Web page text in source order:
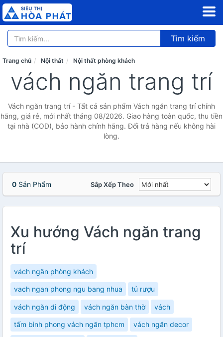
Tìm kiếm
Trang chủ Nội thất Nội thất phòng khách
vách ngăn trang trí
Vách ngăn trang trí - Tất cả sản phẩm Vách ngăn trang trí chính
hãng, giá rẻ, mới nhất tháng 08/2026. Giao hàng toàn quốc, thu tiền
tại nhà (COD), bảo hành chính hãng. Đổi trả hàng nếu không hài
lòng.
0 Sản Phẩm Sắp Xếp Theo
Xu hướng Vách ngăn trang
trí
vách ngăn phòng khách
vach ngan phong ngu bang nhua tủ rượu
vách ngăn di động vách ngăn bàn thờ vách
tấm bình phong vách ngăn tphcm vách ngăn decor